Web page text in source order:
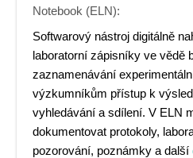
Notebook (ELN):
Softwarový nástroj digitálně
laboratorní zápisníky ve vědě
zaznamenávání
výzkumníkům přístup k
vyhledávání a sdílení. V ELN
dokumentovat protokoly,
pozorování, poznámky a další